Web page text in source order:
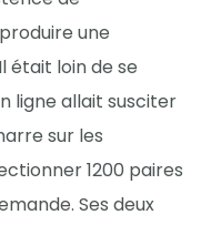
une
était loin de se
ligne allait susciter
sur les
1200 paires
Ses deux